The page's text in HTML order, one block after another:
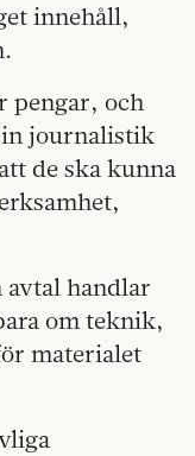
innehåll,
pengar, och
journalistik
de ska kunna
handlar
om teknik,
materialet